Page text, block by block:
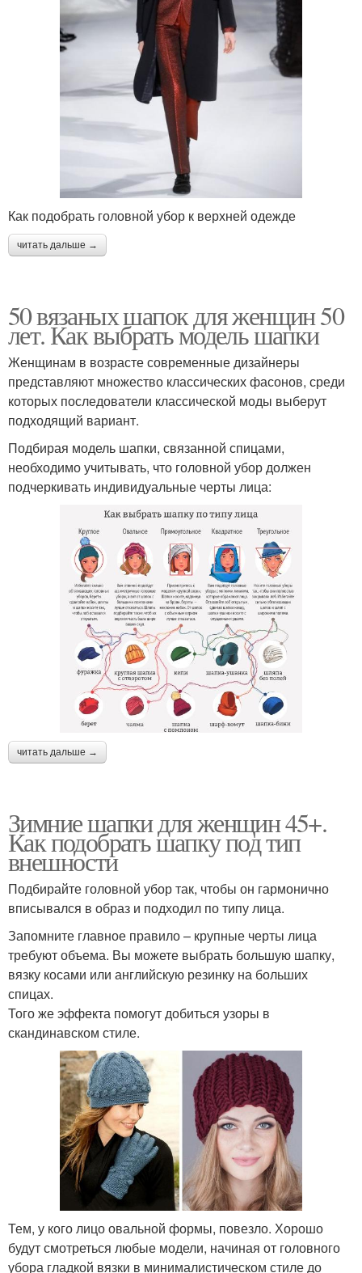
Как подобрать головной убор к верхней одежде
читать дальше →
50 вязаных шапок для женщин 50
лет. Как выбрать модель шапки
Женщинам в возрасте современные дизайнеры
представляют множество классических фасонов, среди
которых последователи классической моды выберут
подходящий вариант.
Подбирая модель шапки, связанной спицами,
необходимо учитывать, что головной убор должен
подчеркивать индивидуальные черты лица:
читать дальше →
Зимние шапки для женщин 45+.
Как подобрать шапку под тип
внешности
Подбирайте головной убор так, чтобы он гармонично
вписывался в образ и подходил по типу лица.
Запомните главное правило – крупные черты лица
требуют объема. Вы можете выбрать большую шапку,
вязку косами или английскую резинку на больших
спицах.
Того же эффекта помогут добиться узоры в
скандинавском стиле.
Тем, у кого лицо овальной формы, повезло. Хорошо
будут смотреться любые модели, начиная от головного
убора гладкой вязки в минималистическом стиле до